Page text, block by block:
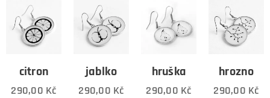
citron
290,00 Kč
jablko
290,00 Kč
hruška
290,00 Kč
hrozno
290,00 Kč